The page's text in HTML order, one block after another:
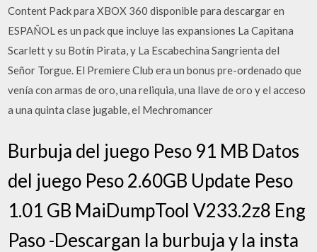
Content Pack para XBOX 360 disponible para descargar en
ESPAÑOL es un pack que incluye las expansiones La Capitana
Scarlett y su Botín Pirata, y La Escabechina Sangrienta del
Señor Torgue. El Premiere Club era un bonus pre-ordenado que
venía con armas de oro, una reliquia, una llave de oro y el acceso
a una quinta clase jugable, el Mechromancer
Burbuja del juego Peso 91 MB Datos
del juego Peso 2.60GB Update Peso
1.01 GB MaiDumpTool V233.2z8 Eng
Paso -Descargan la burbuja y la insta